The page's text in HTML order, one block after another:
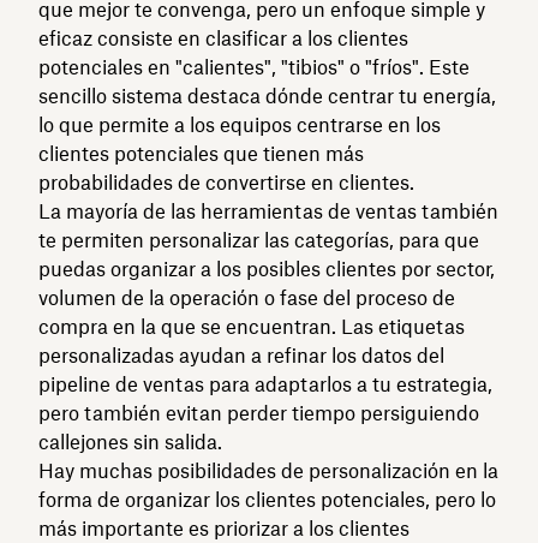
que mejor te convenga, pero un enfoque simple y
eficaz consiste en clasificar a los clientes
potenciales en "calientes", "tibios" o "fríos". Este
sencillo sistema destaca dónde centrar tu energía,
lo que permite a los equipos centrarse en los
clientes potenciales que tienen más
probabilidades de convertirse en clientes.
La mayoría de las herramientas de ventas también
te permiten personalizar las categorías, para que
puedas organizar a los posibles clientes por sector,
volumen de la operación o fase del proceso de
compra en la que se encuentran. Las etiquetas
personalizadas ayudan a refinar los datos del
pipeline de ventas para adaptarlos a tu estrategia,
pero también evitan perder tiempo persiguiendo
callejones sin salida.
Hay muchas posibilidades de personalización en la
forma de organizar los clientes potenciales, pero lo
más importante es priorizar a los clientes